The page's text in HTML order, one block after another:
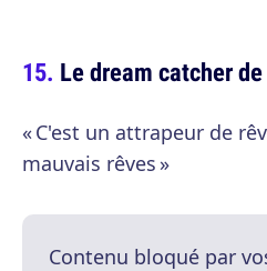
Le dream catcher
« C'est un attrapeur de
mauvais rêves »
Contenu bloqué par